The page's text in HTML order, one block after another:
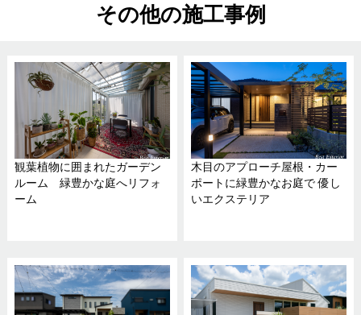
その他の施工事例
観葉植物に囲まれたガーデン
ルーム 緑豊かな庭へリフォ
ーム
木目のアプローチ屋根・カー
ポートに緑豊かなお庭で 優し
いエクステリア